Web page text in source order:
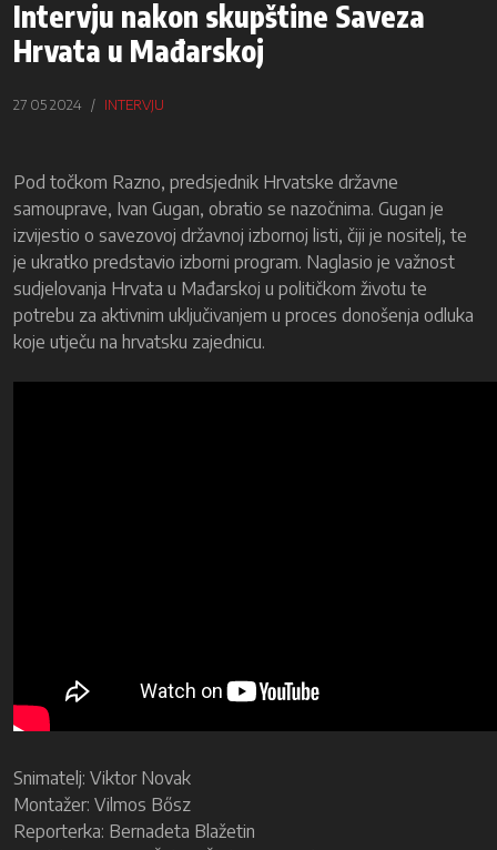
Intervju nakon skupštine Saveza
Hrvata u Mađarskoj
27 05 2024 INTERVJU
Pod točkom Razno, predsjednik Hrvatske državne
samouprave, Ivan Gugan, obratio se nazočnima. Gugan je
izvijestio o savezovoj državnoj izbornoj listi, čiji je nositelj, te
je ukratko predstavio izborni program. Naglasio je važnost
sudjelovanja Hrvata u Mađarskoj u političkom životu te
potrebu za aktivnim uključivanjem u proces donošenja odluka
koje utječu na hrvatsku zajednicu.
Snimatelj: Viktor Novak
Montažer: Vilmos Bősz
Reporterka: Bernadeta Blažetin